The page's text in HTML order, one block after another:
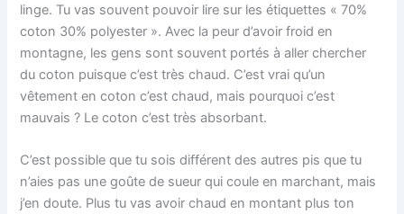
linge. Tu vas souvent pouvoir lire sur les étiquettes « 70%
coton 30% polyester ». Avec la peur d’avoir froid en
montagne, les gens sont souvent portés à aller chercher
du coton puisque c’est très chaud. C’est vrai qu’un
vêtement en coton c’est chaud, mais pourquoi c’est
mauvais ? Le coton c’est très absorbant.
C’est possible que tu sois différent des autres pis que tu
n’aies pas une goûte de sueur qui coule en marchant, mais
j’en doute. Plus tu vas avoir chaud en montant plus ton